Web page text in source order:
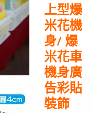
上型爆
米花機
身/ 爆
米花車
機身廣
告彩貼
裝飾